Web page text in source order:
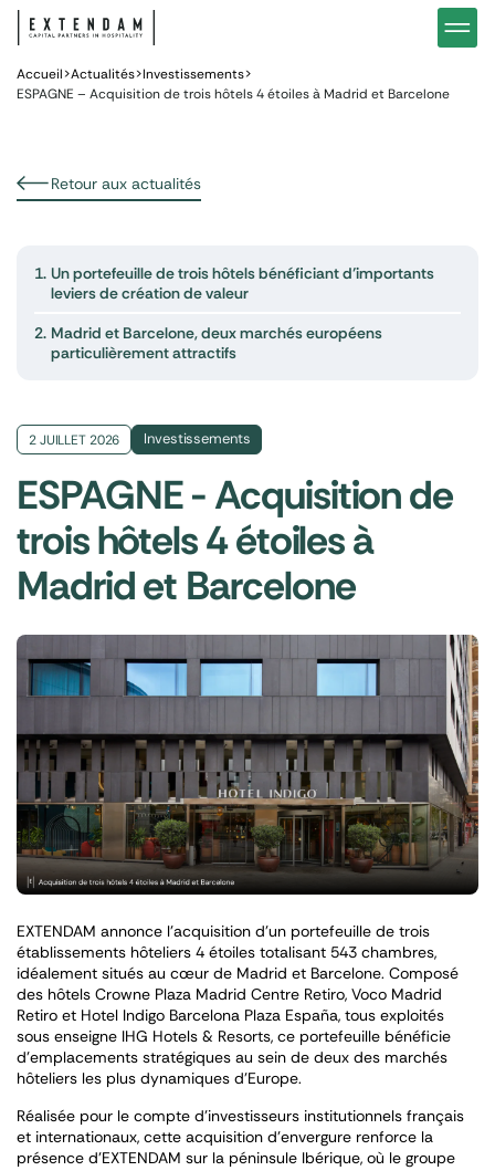
Notre stratégie d’investissements hôteliers Nos
Investir
Pourquoi investir dans l’hôtellerie ?
Vous êtes
Accueil>Actualités>Investissements>
ESPAGNE – Acquisition de trois hôtels 4 étoiles à Madrid et Barcelone
Retour aux actualités
1. Un portefeuille de trois hôtels bénéficiant d’importants
leviers de création de valeur
2. Madrid et Barcelone, deux marchés européens
particulièrement attractifs
2 JUILLET 2026 Investissements
ESPAGNE - Acquisition de
trois hôtels 4 étoiles à
Madrid et Barcelone
EXTENDAM annonce l’acquisition d’un portefeuille de trois
établissements hôteliers 4 étoiles totalisant 543 chambres,
idéalement situés au cœur de Madrid et Barcelone. Composé
des hôtels Crowne Plaza Madrid Centre Retiro, Voco Madrid
Retiro et Hotel Indigo Barcelona Plaza España, tous exploités
sous enseigne IHG Hotels & Resorts, ce portefeuille bénéficie
d’emplacements stratégiques au sein de deux des marchés
hôteliers les plus dynamiques d’Europe.
Réalisée pour le compte d’investisseurs institutionnels français
et internationaux, cette acquisition d’envergure renforce la
présence d’EXTENDAM sur la péninsule Ibérique, où le groupe